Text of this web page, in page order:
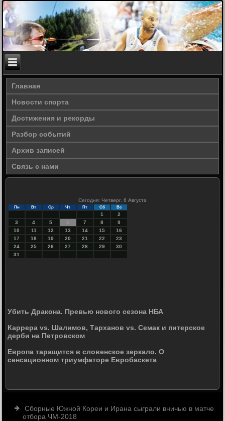
Главная
Новости спорта
Достижения и рекорды
Разбор событий
Архив записей
Связь с нами
Сегодня: Четверг, 6 Августа
Пн Вт Ср Чт Пт Сб Вс
1
2
3
4 5 6 7 8
9
10
11 12 13 14 15
16
17
18 19 20 21 22
23
24
25 26 27 28 29
30
31
Убить Дракона. Превью нового сезона НБА
Каррера vs. Шалимов, Тарханов vs. Семак и питерское
дерби на Петровском
Европа таращится в словенское зеркало. О
сенсационном триумфаторе Евробаскета
Сборные Южной Кореи и Ирана сыграли вничью в матче
отбора ЧМ-2018